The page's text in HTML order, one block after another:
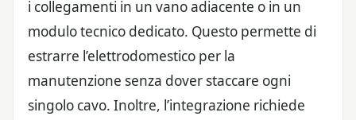
i collegamenti in un vano adiacente o in un
modulo tecnico dedicato. Questo permette di
estrarre l’elettrodomestico per la
manutenzione senza dover staccare ogni
singolo cavo. Inoltre, l’integrazione richiede